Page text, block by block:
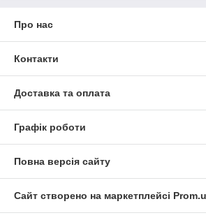
Про нас
Контакти
Доставка та оплата
Графік роботи
Повна версія сайту
Сайт створено на маркетплейсі